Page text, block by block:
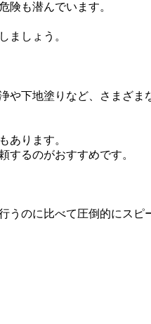
険も潜んでいます。
ましょう。
下地塗りなど、さまざま
あります。
するのがおすすめです。
のに比べて圧倒的にスピ